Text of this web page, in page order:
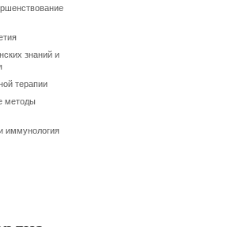
знаний и
терапии
методы
иммунология